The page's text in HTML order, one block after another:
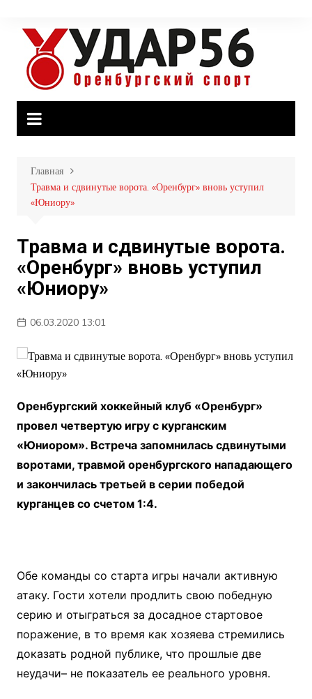
содержимому
Главная
Травма и сдвинутые ворота. «Оренбург» вновь уступил
«Юниору»
Травма и сдвинутые ворота.
«Оренбург» вновь уступил
«Юниору»
06.03.2020 13:01
Оренбургский хоккейный клуб «Оренбург»
провел четвертую игру с курганским
«Юниором». Встреча запомнилась сдвинутыми
воротами, травмой оренбургского нападающего
и закончилась третьей в серии победой
курганцев со счетом 1:4.
Обе команды со старта игры начали активную
атаку. Гости хотели продлить свою победную
серию и отыграться за досадное стартовое
поражение, в то время как хозяева стремились
доказать родной публике, что прошлые две
неудачи– не показатель ее реального уровня.